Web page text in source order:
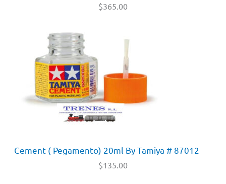
$365.00
Cement ( Pegamento) 20ml By Tamiya # 87012
$135.00